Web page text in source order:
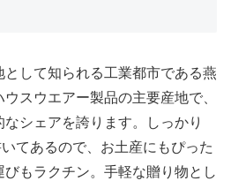
して知られる工業都市である燕
スウエアー製品の主要産地で、
シェアを誇ります。しっかり
てあるので、お土産にもぴった
びもラクチン。手軽な贈り物とし